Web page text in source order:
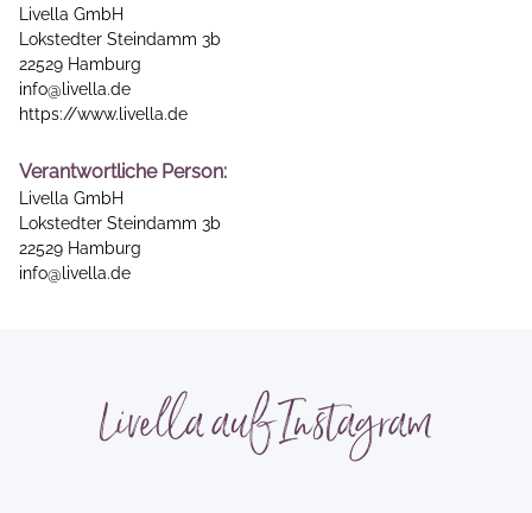
Livella GmbH
Lokstedter Steindamm 3b
22529 Hamburg
info@livella.de
https://www.livella.de
Verantwortliche Person:
Livella GmbH
Lokstedter Steindamm 3b
22529 Hamburg
info@livella.de
Livella auf Instagram